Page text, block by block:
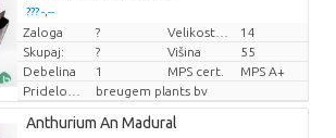
??? -,--
Cena za kos
Zaloga ?
14
Skupaj:
? Višina
55
Debelina
1 MPS cert.
MPS A+
breugem plants bv
Anthurium An Madural